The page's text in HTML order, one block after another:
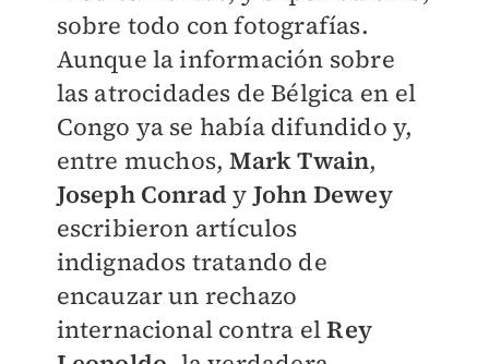
sobre todo con fotografías.
Aunque la información sobre
las atrocidades de Bélgica en el
Congo ya se había difundido y,
entre muchos,Mark Twain,
Joseph Conrad y John Dewey
escribieron artículos
indignados tratando de
encauzar un rechazo
internacional contra elRey